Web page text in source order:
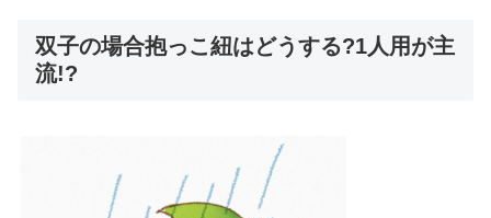
双子の場合抱っこ紐はどうする?1人用が主
流!?